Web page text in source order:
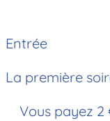
Entrée
La première
Vous payez 2